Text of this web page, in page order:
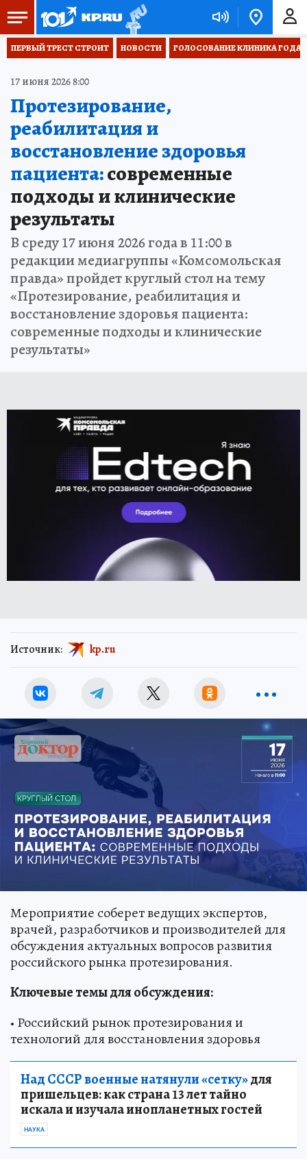
ПЕРВЫЙ ТРЕСТ СТРОИТ НОВОСТИ ГОЛОСОВАНИЕ КЛИНИКА ГОДА
17 июня 2026 8:00
Протезирование,
реабилитация и
восстановление здоровья
пациента:современные
подходы и клинические
результаты
В среду 17 июня 2026 года в 11:00 в
редакции медиагруппы «Комсомольская
правда» пройдет круглый стол на тему
«Протезирование, реабилитация и
восстановление здоровья пациента:
современные подходы и клинические
результаты»
Источник: kp.ru
Мероприятие соберет ведущих экспертов,
врачей, разработчиков и производителей для
обсуждения актуальных вопросов развития
российского рынка протезирования.
Ключевые темы для обсуждения:
• Российский рынок протезирования и
технологий для восстановления здоровья
Над СССР военные натянули «сетку»для
пришельцев: как страна 13 лет тайно
искала и изучала инопланетных гостей
НАУКА